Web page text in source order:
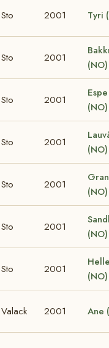
Sto 2001 Tyri
Sto 2001
(NO)
Sto 2001
(NO)
Sto 2001
(NO)
Sto 2001
(NO)
Sto 2001
(NO)
Sto 2001
(NO)
Valack 2001 Ane